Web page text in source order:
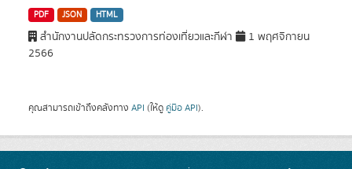
PDF JSON HTML
สำนักงานปลัดกระทรวงการท่องเที่ยวและกีฬา
1 พฤศจิกายน
2566
คุณสามารถเข้าถึงคลังทาง API (ให้ดู คู่มือ API).